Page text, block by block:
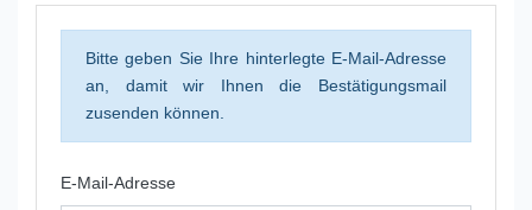
Bitte geben Sie Ihre hinterlegte E-Mail-Adresse
an, damit wir Ihnen die Bestätigungsmail
zusenden können.
E-Mail-Adresse